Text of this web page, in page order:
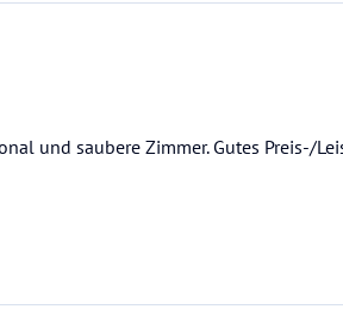
und saubere Zimmer. Gutes Preis-/